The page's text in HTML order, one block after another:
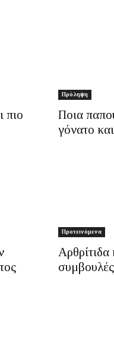
πιο
Πρόληψη
Ποια
γόνατο και
Προτεινόμενα